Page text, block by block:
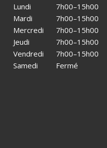
Lundi
7h00–15h00
Mardi
7h00–15h00
Mercredi
7h00–15h00
Jeudi
7h00–15h00
Vendredi
7h00–15h00
Samedi
Fermé